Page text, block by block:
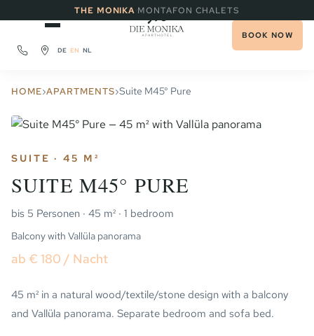
THE MONIKA·MONTAFON CHALETS
DE EN NL
BOOK NOW
HOME›APARTMENTS›Suite M45° Pure
SUITE · 45 M²
SUITE M45° PURE
bis 5 Personen · 45 m² · 1 bedroom
Balcony with Vallüla panorama
ab € 180 / Nacht
45 m² in a natural wood/textile/stone design with a balcony
and Vallüla panorama. Separate bedroom and sofa bed.